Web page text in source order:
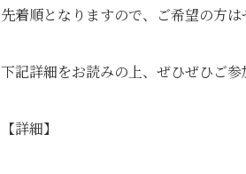
先着順となりますので、ご希望の方
下記詳細をお読みの上、ぜひぜひご
【詳細】